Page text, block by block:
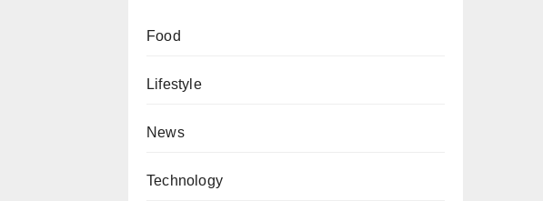
Food
Lifestyle
News
Technology